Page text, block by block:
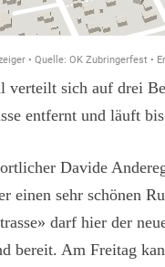
verteilt sich auf drei
entfernt und läuft
Davide
einen sehr schönen
darf hier der
bereit. Am Freitag